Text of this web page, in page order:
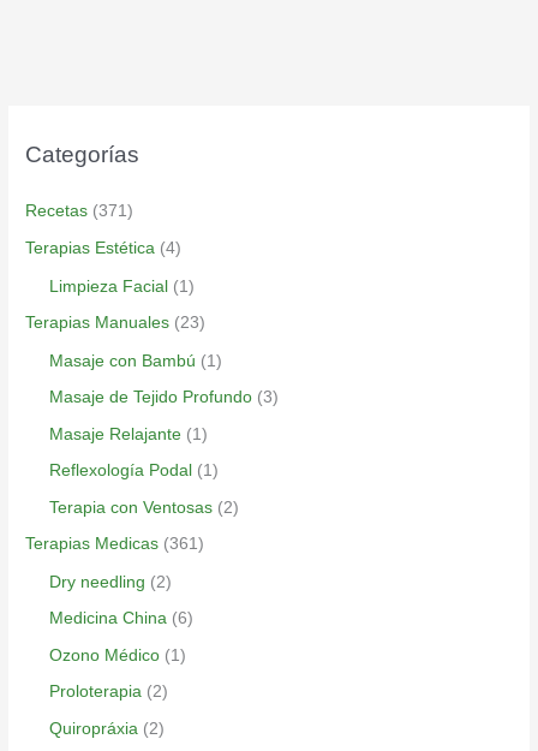
Categorías
Recetas (371)
Terapias Estética (4)
Limpieza Facial (1)
Terapias Manuales (23)
Masaje con Bambú (1)
Masaje de Tejido Profundo (3)
Masaje Relajante (1)
Reflexología Podal (1)
Terapia con Ventosas (2)
Terapias Medicas (361)
Dry needling (2)
Medicina China (6)
Ozono Médico (1)
Proloterapia (2)
Quiropráxia (2)